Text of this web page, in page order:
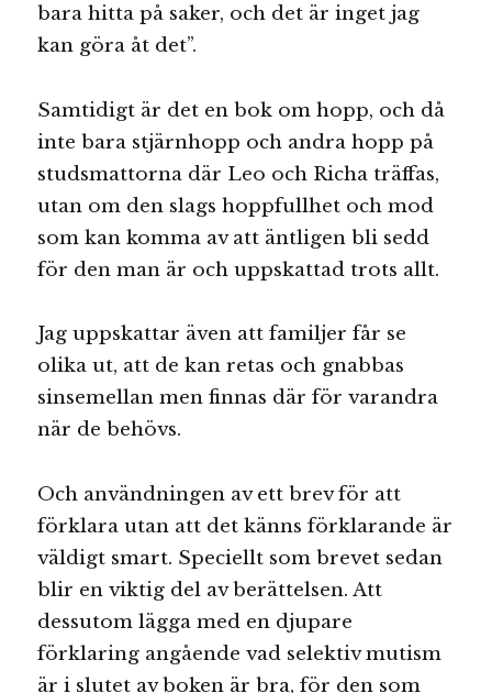
bara hitta på saker, och det är inget jag
kan göra åt det”.
Samtidigt är det en bok om hopp, och då
inte bara stjärnhopp och andra hopp på
studsmattorna där Leo och Richa träffas,
utan om den slags hoppfullhet och mod
som kan komma av att äntligen bli sedd
för den man är och uppskattad trots allt.
Jag uppskattar även att familjer får se
olika ut, att de kan retas och gnabbas
sinsemellan men finnas där för varandra
när de behövs.
Och användningen av ett brev för att
förklara utan att det känns förklarande är
väldigt smart. Speciellt som brevet sedan
blir en viktig del av berättelsen. Att
dessutom lägga med en djupare
förklaring angående vad selektiv mutism
är i slutet av boken är bra, för den som